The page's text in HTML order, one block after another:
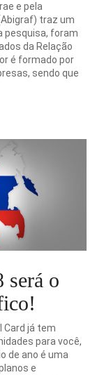
e pela
traz um
pesquisa, foram
da Relação
é formado por
sendo que
será o
Card já tem
para você,
de ano é uma
e